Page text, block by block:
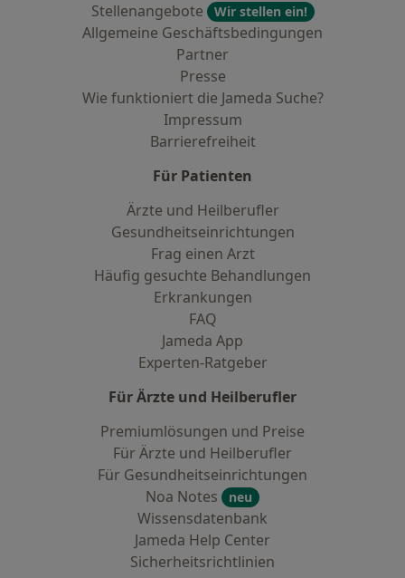
Stellenangebote
Wir stellen ein!
Allgemeine Geschäftsbedingungen
Partner
Presse
Wie funktioniert die Jameda Suche?
Impressum
Barrierefreiheit
Für Patienten
Ärzte und Heilberufler
Gesundheitseinrichtungen
Frag einen Arzt
Häufig gesuchte Behandlungen
Erkrankungen
FAQ
Jameda App
Experten-Ratgeber
Für Ärzte und Heilberufler
Premiumlösungen und Preise
Für Ärzte und Heilberufler
Für Gesundheitseinrichtungen
Noa Notes
neu
Wissensdatenbank
Jameda Help Center
Sicherheitsrichtlinien